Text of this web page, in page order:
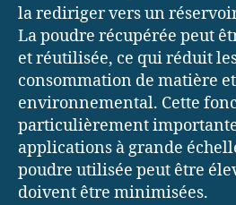
la rediriger vers un
La poudre récupérée peut
et réutilisée, ce qui réduit
consommation de matière
environnemental. Cette
particulièrement
applications à grande
poudre utilisée peut être
doivent être minimisées.